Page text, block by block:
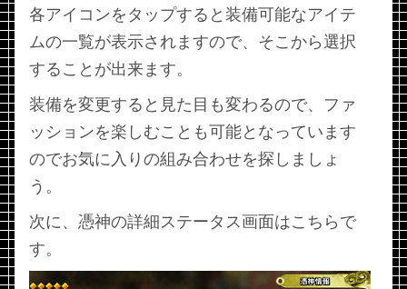
各アイコンをタップすると装備可能なアイテ
ムの一覧が表示されますので、そこから選択
することが出来ます。
装備を変更すると見た目も変わるので、ファ
ッションを楽しむことも可能となっています
のでお気に入りの組み合わせを探しましょ
う。
次に、憑神の詳細ステータス画面はこちらで
す。